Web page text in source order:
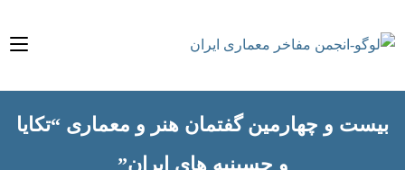
و چهارمین گفتمان هنر و معماری “تکایا
و حسینیه های ایران”